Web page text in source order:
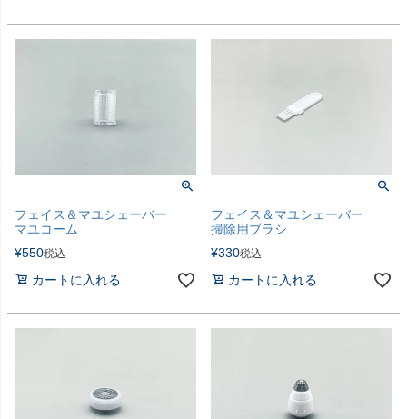
フェイス＆マユシェーバー
マユコーム
¥550税込
カートに入れる
フェイス＆マユシェーバー
掃除用ブラシ
¥330税込
カートに入れる